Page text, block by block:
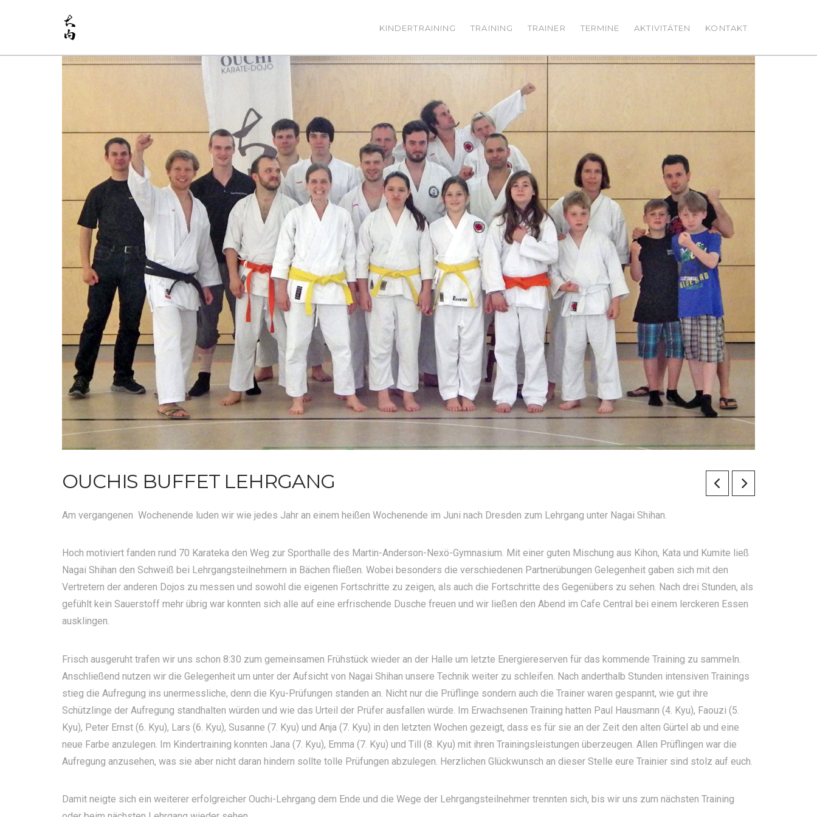
KINDERTRAINING TRAINING TRAINER TERMINE AKTIVITÄTEN KONTAKT
OUCHIS BUFFET LEHRGANG
Am vergangenen Wochenende luden wir wie jedes Jahr an einem heißen Wochenende im Juni nach Dresden zum Lehrgang unter Nagai Shihan.
Hoch motiviert fanden rund 70 Karateka den Weg zur Sporthalle des Martin-Anderson-Nexö-Gymnasium. Mit einer guten Mischung aus Kihon, Kata und Kumite ließ
Nagai Shihan den Schweiß bei Lehrgangsteilnehmern in Bächen fließen. Wobei besonders die verschiedenen Partnerübungen Gelegenheit gaben sich mit den
Vertretern der anderen Dojos zu messen und sowohl die eigenen Fortschritte zu zeigen, als auch die Fortschritte des Gegenübers zu sehen. Nach drei Stunden, als
gefühlt kein Sauerstoff mehr übrig war konnten sich alle auf eine erfrischende Dusche freuen und wir ließen den Abend im Cafe Central bei einem lerckeren Essen
ausklingen.
Frisch ausgeruht trafen wir uns schon 8:30 zum gemeinsamen Frühstück wieder an der Halle um letzte Energiereserven für das kommende Training zu sammeln.
Anschließend nutzen wir die Gelegenheit um unter der Aufsicht von Nagai Shihan unsere Technik weiter zu schleifen. Nach anderthalb Stunden intensiven Trainings
stieg die Aufregung ins unermessliche, denn die Kyu-Prüfungen standen an. Nicht nur die Prüflinge sondern auch die Trainer waren gespannt, wie gut ihre
Schützlinge der Aufregung standhalten würden und wie das Urteil der Prüfer ausfallen würde. Im Erwachsenen Training hatten Paul Hausmann (4. Kyu), Faouzi (5.
Kyu), Peter Ernst (6. Kyu), Lars (6. Kyu), Susanne (7. Kyu) und Anja (7. Kyu) in den letzten Wochen gezeigt, dass es für sie an der Zeit den alten Gürtel ab und eine
neue Farbe anzulegen. Im Kindertraining konnten Jana (7. Kyu), Emma (7. Kyu) und Till (8. Kyu) mit ihren Trainingsleistungen überzeugen. Allen Prüflingen war die
Aufregung anzusehen, was sie aber nicht daran hindern sollte tolle Prüfungen abzulegen. Herzlichen Glückwunsch an dieser Stelle eure Trainier sind stolz auf euch.
Damit neigte sich ein weiterer erfolgreicher Ouchi-Lehrgang dem Ende und die Wege der Lehrgangsteilnehmer trennten sich, bis wir uns zum nächsten Training